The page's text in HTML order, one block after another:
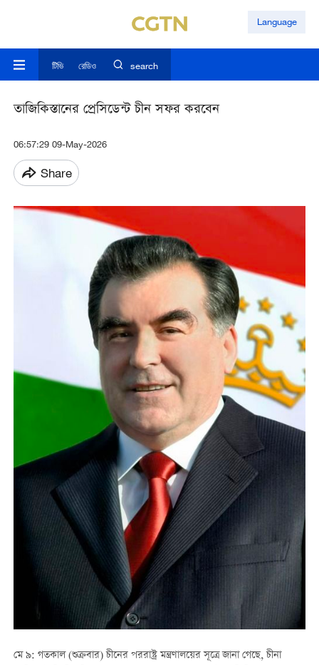
Language
টিভি রেডিও search
তাজিকিস্তানের প্রেসিডেন্ট চীন সফর করবেন
06:57:29 09-May-2026
Share
মে ৯: গতকাল (শুক্রবার) চীনের পররাষ্ট্র মন্ত্রণালয়ের সূত্রে জানা গেছে, চীনা